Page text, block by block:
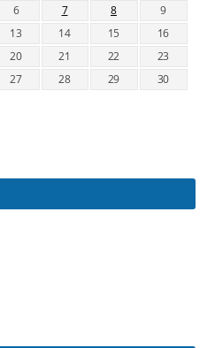
6 7 8
9
13 14 15
16
20 21 22
23
27 28 29
30